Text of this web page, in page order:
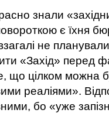
знали
є їхня
не
«Захід» перед
що цілком можна
реаліями».
бо «уже